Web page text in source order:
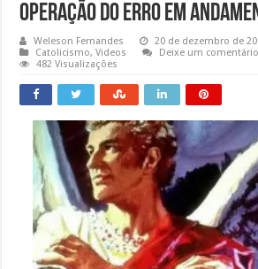
Operação do Erro em
Weleson Fernandes
20 de dezembro de
Catolicismo,Videos
Deixe um comentário
482 Visualizações